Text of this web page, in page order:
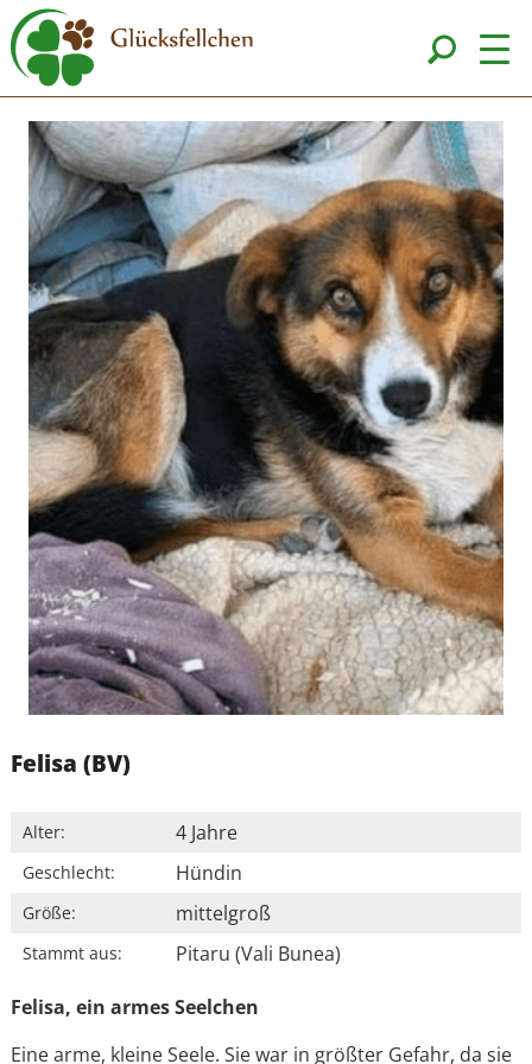
Felisa (BV)
Alter: 4 Jahre
Geschlecht: Hündin
Größe: mittelgroß
Stammt aus: Pitaru (Vali Bunea)
Felisa, ein armes Seelchen
Eine arme, kleine Seele. Sie war in größter Gefahr, da sie